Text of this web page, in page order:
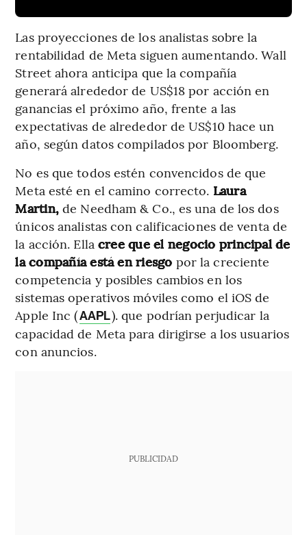
Las proyecciones de los analistas sobre la
rentabilidad de Meta siguen aumentando. Wall
Street ahora anticipa que la compañía
generará alrededor de US$18 por acción en
ganancias el próximo año, frente a las
expectativas de alrededor de US$10 hace un
año, según datos compilados por Bloomberg.
No es que todos estén convencidos de que
Meta esté en el camino correcto. Laura
Martin, de Needham & Co., es una de los dos
únicos analistas con calificaciones de venta de
la acción. Ella cree que el negocio principal de
la compañía está en riesgo por la creciente
competencia y posibles cambios en los
sistemas operativos móviles como el iOS de
Apple Inc (AAPL). que podrían perjudicar la
capacidad de Meta para dirigirse a los usuarios
con anuncios.
PUBLICIDAD